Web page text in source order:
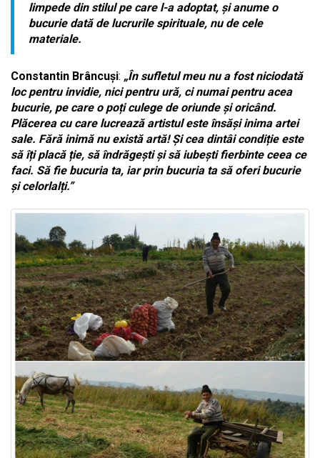
limpede din stilul pe care l-a adoptat, și anume o
bucurie dată de lucrurile spirituale, nu de cele
materiale.
Constantin Brâncuși: „În sufletul meu nu a fost niciodată
loc pentru invidie, nici pentru ură, ci numai pentru acea
bucurie, pe care o poți culege de oriunde și oricând.
Plăcerea cu care lucrează artistul este însăși inima artei
sale. Fără inimă nu există artă! Și cea dintâi condiție este
să îți placă ție, să îndrăgești și să iubești fierbinte ceea ce
faci. Să fie bucuria ta, iar prin bucuria ta să oferi bucurie
și celorlalți.”